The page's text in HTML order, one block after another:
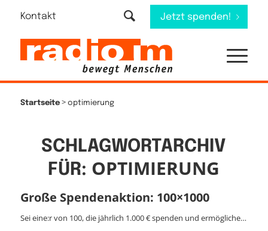
Kontakt Jetzt spenden!
Startseite> optimierung
SCHLAGWORTARCHIV
FÜR: OPTIMIERUNG
Große Spendenaktion: 100×1000
Sei eine:r von 100, die jährlich 1.000 € spenden und ermögliche…